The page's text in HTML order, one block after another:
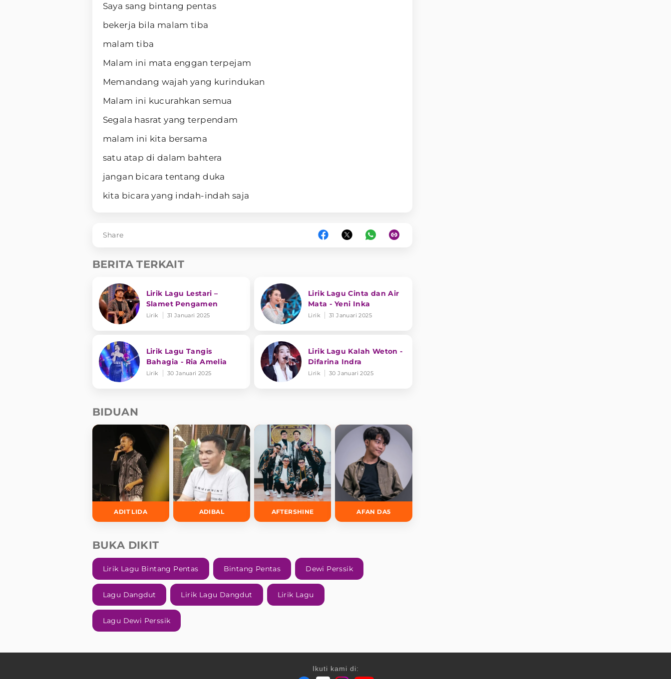
Saya sang bintang pentas
bekerja bila malam tiba
malam tiba
Malam ini mata enggan terpejam
Memandang wajah yang kurindukan
Malam ini kucurahkan semua
Segala hasrat yang terpendam
malam ini kita bersama
satu atap di dalam bahtera
jangan bicara tentang duka
kita bicara yang indah-indah saja
Share
BERITA TERKAIT
Lirik Lagu Lestari –
Slamet Pengamen
Lirik 31 Januari 2025
Lirik Lagu Cinta dan Air
Mata - Yeni Inka
Lirik 31 Januari 2025
Lirik Lagu Tangis
Bahagia - Ria Amelia
Lirik 30 Januari 2025
Lirik Lagu Kalah Weton -
Difarina Indra
Lirik 30 Januari 2025
BIDUAN
ADIT LIDA ADIBAL AFTERSHINE AFAN DA5
BUKA DIKIT
Lirik Lagu Bintang Pentas Bintang Pentas Dewi Perssik
Lagu Dangdut Lirik Lagu Dangdut Lirik Lagu
Lagu Dewi Perssik
Ikuti kami di: